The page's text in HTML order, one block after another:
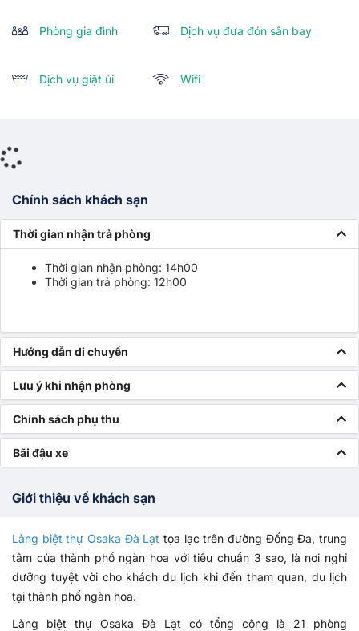
Phòng gia đình Dịch vụ đưa đón sân bay
Dịch vụ giặt ủi Wifi
Chính sách khách sạn
Thời gian nhận trả phòng
Thời gian nhận phòng: 14h00
Thời gian trả phòng: 12h00
Hướng dẫn di chuyển
Lưu ý khi nhận phòng
Chính sách phụ thu
Bãi đậu xe
Giới thiệu về khách sạn
Làng biệt thự Osaka Đà Lạt tọa lạc trên đường Đống Đa, trung
tâm của thành phố ngàn hoa với tiêu chuẩn 3 sao, là nơi nghỉ
dưỡng tuyệt vời cho khách du lịch khi đến tham quan, du lịch
tại thành phố ngàn hoa.
Làng biệt thự Osaka Đà Lạt có tổng cộng là 21 phòng